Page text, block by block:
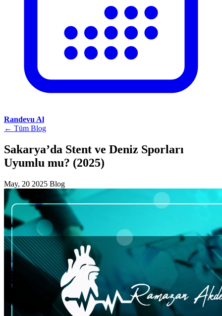
Randevu Al
← Tüm Blog
Sakarya’da Stent ve Deniz Sporları
Uyumlu mu? (2025)
May, 20 2025 Blog